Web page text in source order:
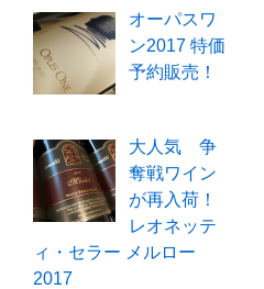
オーパスワ
ン2017 特価
予約販売！
大人気 争
奪戦ワイン
が再入荷！
レオネッテ
ィ・セラー メルロー
2017